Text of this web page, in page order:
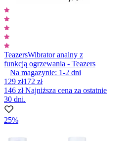
TeazersWibrator analny z
funkcją ogrzewania - Teazers
Na magazynie: 1-2 dni
129 zł172 zł
146 złNajniższa cena za ostatnie
30 dni.
25%